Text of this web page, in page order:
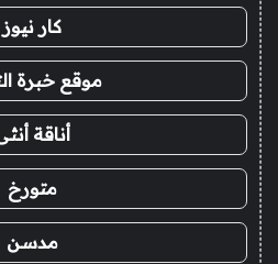
كار نيوز
موقع خبرة
أناقة
متورخ
مدسن